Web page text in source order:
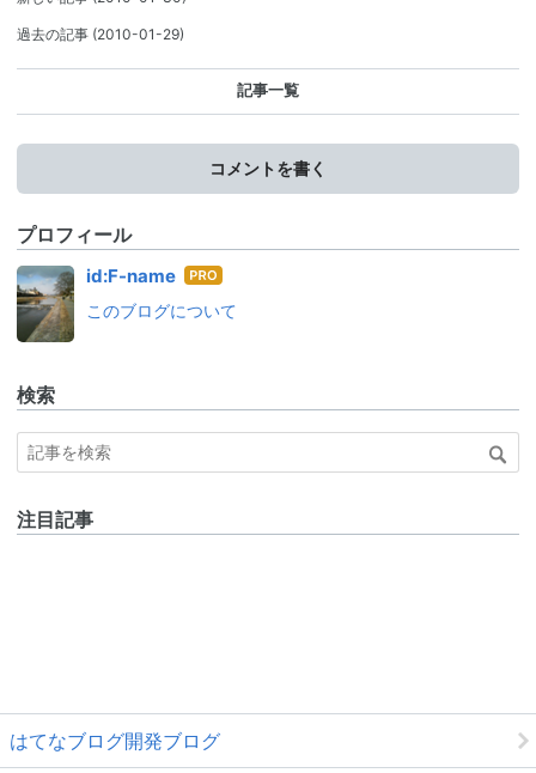
過去の記事 (2010-01-29)
記事一覧
コメントを書く
プロフィール
id:F-name はて
ログ
このブログについて
検索
注目記事
はてなブログ開発ブログ